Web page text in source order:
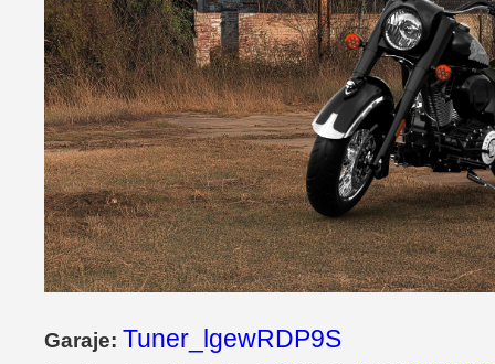
Garaje: Tuner_lgewRDP9S